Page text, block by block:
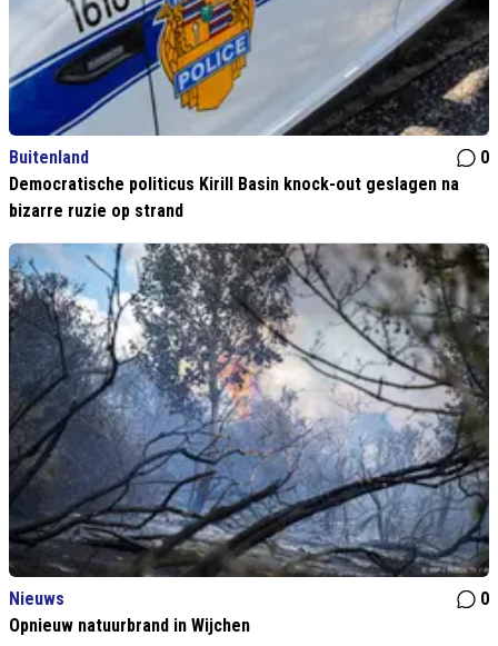
Buitenland
0
Democratische politicus Kirill Basin knock-out geslagen na
bizarre ruzie op strand
Nieuws
0
Opnieuw natuurbrand in Wijchen